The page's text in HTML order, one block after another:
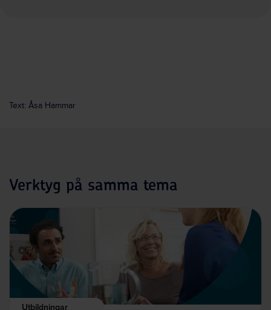
Text: Åsa Hammar
Verktyg på samma tema
Utbildningar